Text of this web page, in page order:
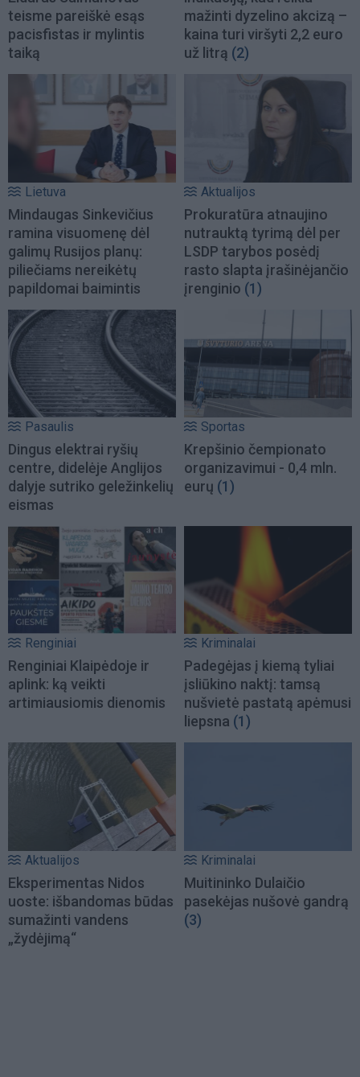
teisme pareiškė esąs
pacisfistas ir mylintis
taiką
mažinti dyzelino akcizą –
kaina turi viršyti 2,2 euro
už litrą (2)
Lietuva
Mindaugas Sinkevičius
ramina visuomenę dėl
galimų Rusijos planų:
piliečiams nereikėtų
papildomai baimintis
Aktualijos
Prokuratūra atnaujino
nutrauktą tyrimą dėl per
LSDP tarybos posėdį
rasto slapta įrašinėjančio
įrenginio (1)
Pasaulis
Dingus elektrai ryšių
centre, didelėje Anglijos
dalyje sutriko geležinkelių
eismas
Sportas
Krepšinio čempionato
organizavimui - 0,4 mln.
eurų (1)
Renginiai
Renginiai Klaipėdoje ir
aplink: ką veikti
artimiausiomis dienomis
Kriminalai
Padegėjas į kiemą tyliai
įsliūkino naktį: tamsą
nušvietė pastatą apėmusi
liepsna (1)
Aktualijos
Eksperimentas Nidos
uoste: išbandomas būdas
sumažinti vandens
„žydėjimą“
Kriminalai
Muitininko Dulaičio
pasekėjas nušovė gandrą
(3)